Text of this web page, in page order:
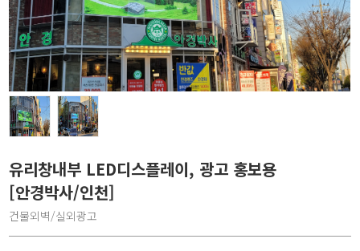
유리창내부 LED디스플레이, 광고 홍보용
[안경박사/인천]
건물외벽/실외광고